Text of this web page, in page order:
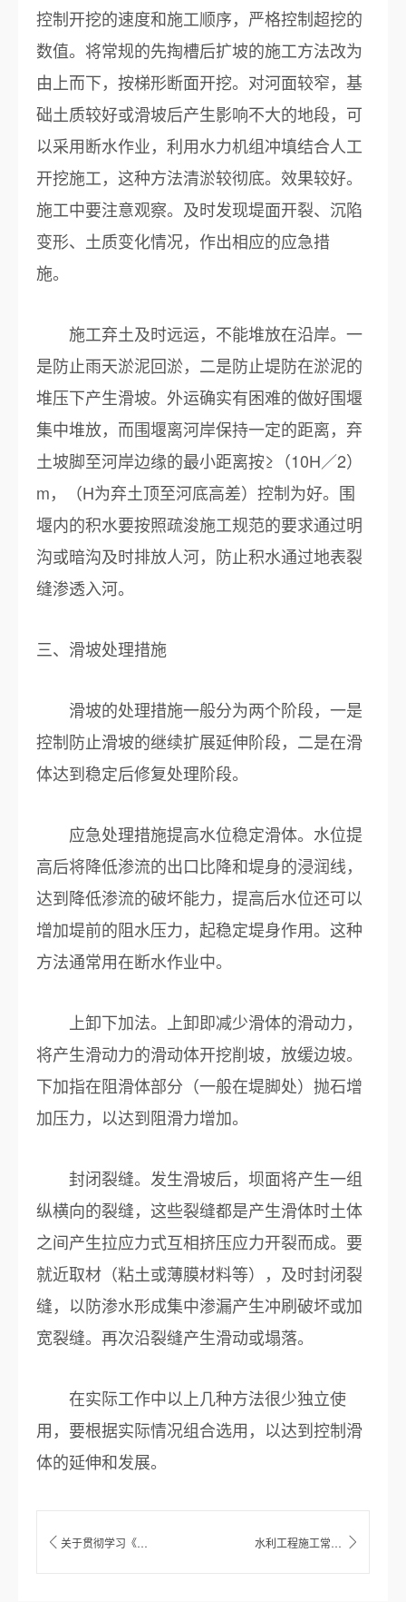
控制开挖的速度和施工顺序，严格控制超挖的
数值。将常规的先掏槽后扩坡的施工方法改为
由上而下，按梯形断面开挖。对河面较窄，基
础土质较好或滑坡后产生影响不大的地段，可
以采用断水作业，利用水力机组冲填结合人工
开挖施工，这种方法清淤较彻底。效果较好。
施工中要注意观察。及时发现堤面开裂、沉陷
变形、土质变化情况，作出相应的应急措
施。
施工弃土及时远运，不能堆放在沿岸。一
是防止雨天淤泥回淤，二是防止堤防在淤泥的
堆压下产生滑坡。外运确实有困难的做好围堰
集中堆放，而围堰离河岸保持一定的距离，弃
土坡脚至河岸边缘的最小距离按≥（10H／2）
m，（H为弃土顶至河底高差）控制为好。围
堰内的积水要按照疏浚施工规范的要求通过明
沟或暗沟及时排放人河，防止积水通过地表裂
缝渗透入河。
三、滑坡处理措施
滑坡的处理措施一般分为两个阶段，一是
控制防止滑坡的继续扩展延伸阶段，二是在滑
体达到稳定后修复处理阶段。
应急处理措施提高水位稳定滑体。水位提
高后将降低渗流的出口比降和堤身的浸润线，
达到降低渗流的破坏能力，提高后水位还可以
增加堤前的阻水压力，起稳定堤身作用。这种
方法通常用在断水作业中。
上卸下加法。上卸即减少滑体的滑动力，
将产生滑动力的滑动体开挖削坡，放缓边坡。
下加指在阻滑体部分（一般在堤脚处）抛石增
加压力，以达到阻滑力增加。
封闭裂缝。发生滑坡后，坝面将产生一组
纵横向的裂缝，这些裂缝都是产生滑体时土体
之间产生拉应力式互相挤压应力开裂而成。要
就近取材（粘土或薄膜材料等），及时封闭裂
缝，以防渗水形成集中渗漏产生冲刷破坏或加
宽裂缝。再次沿裂缝产生滑动或塌落。
在实际工作中以上几种方法很少独立使
用，要根据实际情况组合选用，以达到控制滑
体的延伸和发展。
关于贯彻学习《关于开展2021年度水利建设市场主体信用评价工作的通知》的通知 水利工程施工常见作业五个“十”